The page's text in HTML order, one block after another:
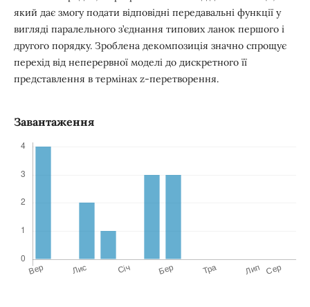
який дає змогу подати відповідні передавальні функції у
вигляді паралельного з’єднання типових ланок першого і
другого порядку. Зроблена декомпозиція значно спрощує
перехід від неперервної моделі до дискретного її
представлення в термінах z-перетворення.
Завантаження